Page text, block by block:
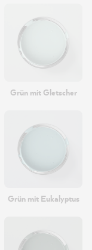
Grün mit Gletscher
Grün mit Eukalyptus